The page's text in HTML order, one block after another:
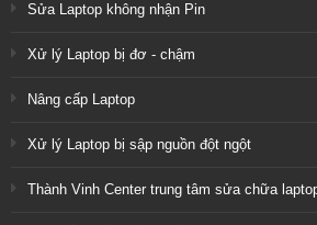
Sửa Laptop không nhận Pin
Xử lý Laptop bị đơ - chậm
Nâng cấp Laptop
Xử lý Laptop bị sập nguồn đột ngột
Thành Vinh Center trung tâm sửa chữa